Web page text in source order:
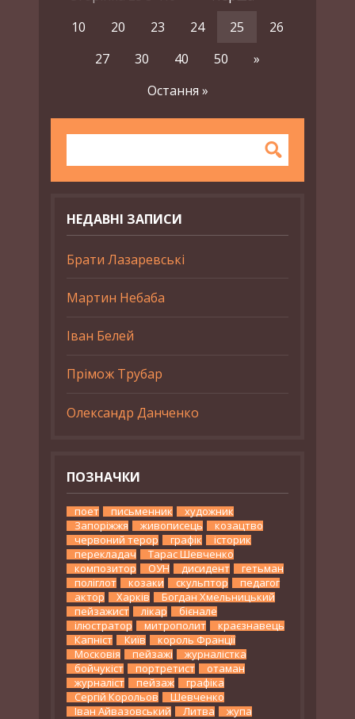
10
20 23 24 25
26
27
30 40 50
»
Остання »
НЕДАВНІ ЗАПИСИ
Брати Лазаревські
Мартин Небаба
Іван Белей
Прімож Трубар
Олександр Данченко
ПОЗНАЧКИ
поет письменник
художник
Запоріжжя
живописець
козацтво
червоний терор
графік
історик
перекладач
Тарас Шевченко
композитор
ОУН дисидент
гетьман
поліглот
козаки скульптор
педагог
актор
Харків
Богдан Хмельницький
пейзажист
лікар
бієнале
ілюстратор
митрополит
краєзнавець
Капніст
Київ
король Франції
Московія
пейзажі
журналістка
бойчукіст
портретист
отаман
журналіст
пейзаж
графіка
Сергій Корольов
Шевченко
Іван Айвазовський
Литва жупа